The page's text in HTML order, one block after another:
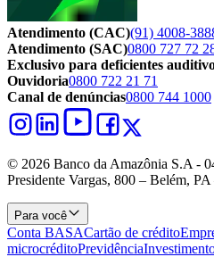
Atendimento (CAC)(91) 4008-
Atendimento (SAC)0800 727 72
Exclusivo para deficientes
Ouvidoria0800 722 21 71
Canal de denúncias0800 744 1000
© 2026 Banco da Amazônia S.A -
Presidente Vargas, 800 – Belém,
Para você
Conta BASACartão de crédito
microcréditoPrevidência